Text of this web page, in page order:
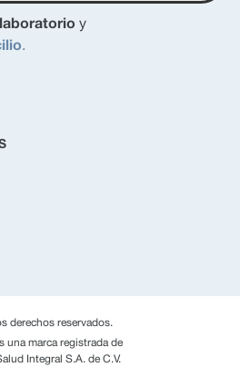
y
.
derechos reservados.
una marca registrada de
Integral S.A. de C.V.